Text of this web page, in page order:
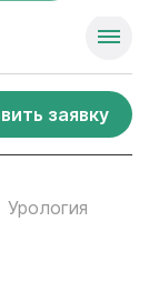
заявку
Урология